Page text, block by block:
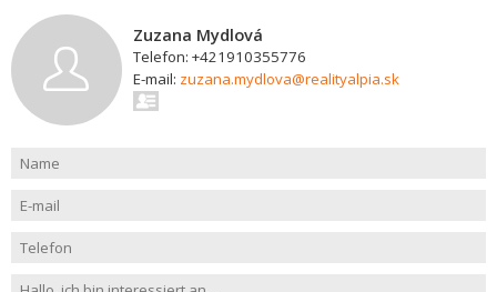
Zuzana Mydlová
Telefon: +421910355776
E-mail: zuzana.mydlova@realityalpia.sk